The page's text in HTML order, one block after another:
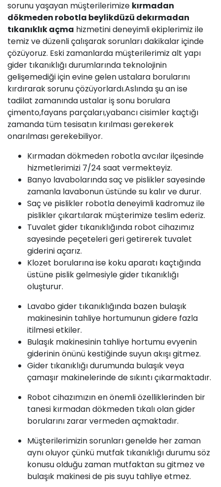
sorunu yaşayan müşterilerimize kırmadan
dökmeden robotla beylikdüzü dekırmadan
tıkanıklık açma hizmetini deneyimli ekiplerimiz ile
temiz ve düzenli çalışarak sorunları dakikalar içinde
çözüyoruz. Eski zamanlarda müşterilerimiz alt yapı
gider tıkanıklığı durumlarında teknolojinin
gelişemediği için evine gelen ustalara borularını
kırdırarak sorunu çözüyorlardı.Aslında şu an ise
tadilat zamanında ustalar iş sonu borulara
çimento,fayans parçaları,yabancı cisimler kaçtığı
zamanda tüm tesisatın kırılması gerekerek
onarılması gerekebiliyor.
Kırmadan dökmeden robotla avcılar ilçesinde
hizmetlerimizi 7/24 saat vermekteyiz.
Banyo lavabolarında saç ve pislikler sayesinde
zamanla lavabonun üstünde su kalır ve durur.
Saç ve pislikler robotla deneyimli kadromuz ile
pislikler çıkartılarak müşterimize teslim ederiz.
Tuvalet gider tıkanıklığında robot cihazımız
sayesinde peçeteleri geri getirerek tuvalet
giderini açarız.
Klozet borularına ise koku aparatı kaçtığında
üstüne pislik gelmesiyle gider tıkanıklığı
oluşturur.
Lavabo gider tıkanıklığında bazen bulaşık
makinesinin tahliye hortumunun gidere fazla
itilmesi etkiler.
Bulaşık makinesinin tahliye hortumu evyenin
giderinin önünü kestiğinde suyun akışı gitmez.
Gider tıkanıklığı durumunda bulaşık veya
çamaşır makinelerinde de sıkıntı çıkarmaktadır.
Robot cihazımızın en önemli özelliklerinden bir
tanesi kırmadan dökmeden tıkalı olan gider
borularını zarar vermeden açmaktadır.
Müşterilerimizin sorunları genelde her zaman
aynı oluyor çünkü mutfak tıkanıklığı durumu söz
konusu olduğu zaman mutfaktan su gitmez ve
bulaşık makinesi de pis suyu tahliye etmez.